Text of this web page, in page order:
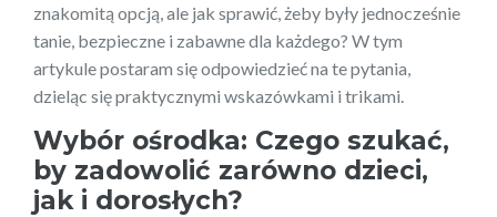
znakomitą opcją, ale jak sprawić, żeby były jednocześnie
tanie, bezpieczne i zabawne dla każdego? W tym
artykule postaram się odpowiedzieć na te pytania,
dzieląc się praktycznymi wskazówkami i trikami.
Wybór ośrodka: Czego szukać,
by zadowolić zarówno dzieci,
jak i dorosłych?